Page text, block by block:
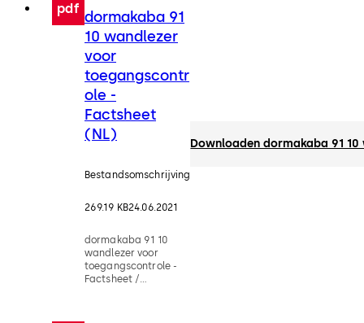
pdf dormakaba 91
10 wandlezer
voor
toegangscontr
ole -
Factsheet
(NL)
Bestandsomschrijving
269.19 KB24.06.2021
dormakaba 91 10
wandlezer voor
toegangscontrole -
Factsheet /
Downloaden dormakaba 91